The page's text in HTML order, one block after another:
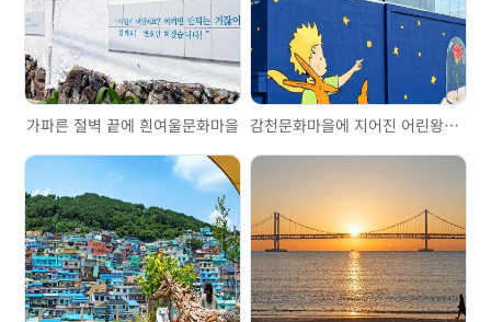
가파른 절벽 끝에 흰여울문화마을 감천문화마을에 지어진 어린왕자의 집, 리틀 프린스 하우스